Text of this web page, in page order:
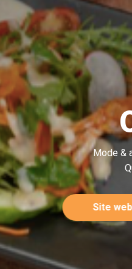
Mode &
Site web